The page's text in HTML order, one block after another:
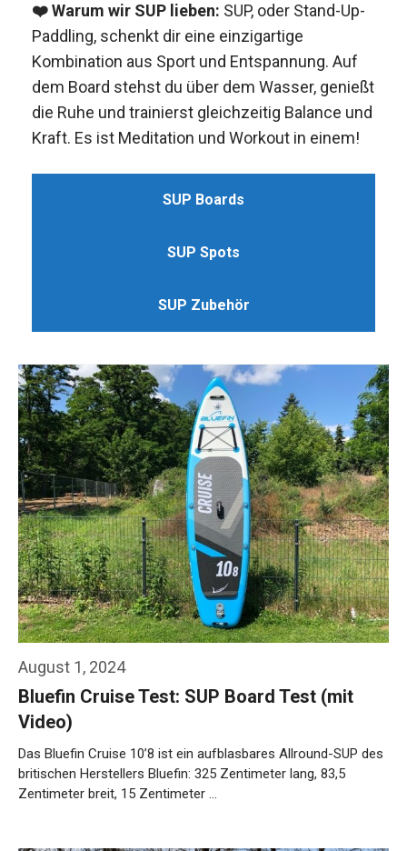
❤️ Warum wir SUP lieben: SUP, oder Stand-Up-
Paddling, schenkt dir eine einzigartige
Kombination aus Sport und Entspannung. Auf
dem Board stehst du über dem Wasser, genießt
die Ruhe und trainierst gleichzeitig Balance und
Kraft. Es ist Meditation und Workout in einem!
SUP Boards
SUP Spots
SUP Zubehör
August 1, 2024
Bluefin Cruise Test: SUP Board Test (mit
Video)
Das Bluefin Cruise 10’8 ist ein aufblasbares Allround-SUP des
britischen Herstellers Bluefin: 325 Zentimeter lang, 83,5
Zentimeter breit, 15 Zentimeter …